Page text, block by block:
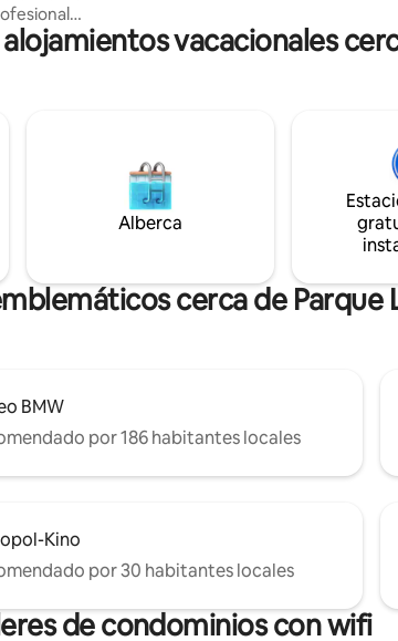
lavandería
gimnasio
• El check-in
después de la
disponibles bajo
invita a relajarte. El alojamiento
nuevo baño ofrece una ducha a
suelo. Además, el acogedor y tranquilo
balcón te invita a relajarte.
vacacionales
Alberca
cerca de Parque
BMW
por 186 habitantes locales
Kino
por 30 habitantes locales
de condominios con wifi